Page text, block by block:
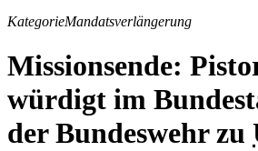
KategorieMandatsverlängerung
Missionsende:
würdigt im
der Bundeswehr zu